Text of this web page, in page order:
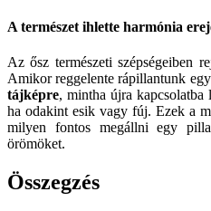
A természet ihlette harmónia
Az ősz természeti szépségeiben
Amikor reggelente rápillantunk
tájképre, mintha újra
ha odakint esik vagy fúj. Ezek a
milyen fontos megállni egy
örömöket.
Összegzés